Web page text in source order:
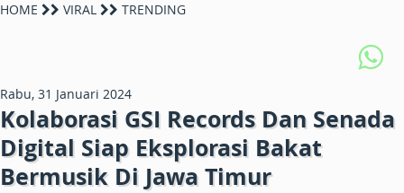
HOME VIRAL TRENDING
Rabu, 31 Januari 2024
Kolaborasi GSI Records Dan Senada
Digital Siap Eksplorasi Bakat
Bermusik Di Jawa Timur